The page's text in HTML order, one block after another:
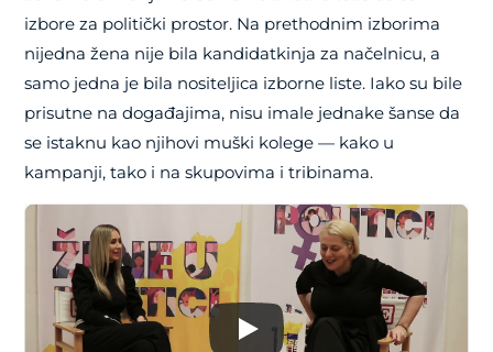
izbore za politički prostor. Na prethodnim izborima
nijedna žena nije bila kandidatkinja za načelnicu, a
samo jedna je bila nositeljica izborne liste. Iako su bile
prisutne na događajima, nisu imale jednake šanse da
se istaknu kao njihovi muški kolege — kako u
kampanji, tako i na skupovima i tribinama.